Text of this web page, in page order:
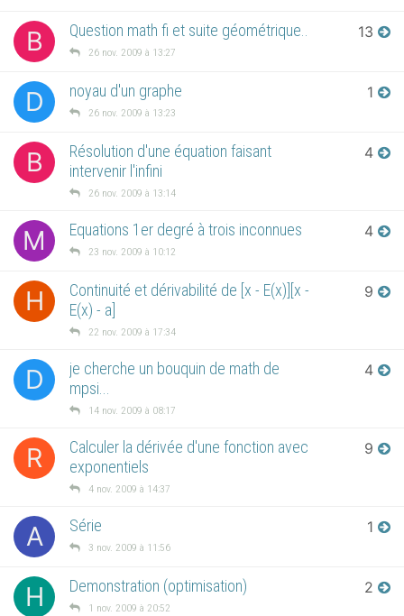
B Question math fi et suite géométrique..
26 nov. 2009 à 13:27
13
D noyau d'un graphe
26 nov. 2009 à 13:23
1
B
Résolution d'une équation faisant
intervenir l'infini
26 nov. 2009 à 13:14
4
M Equations 1er degré à trois inconnues
23 nov. 2009 à 10:12
4
H
Continuité et dérivabilité de [x - E(x)][x -
E(x) - a]
22 nov. 2009 à 17:34
9
D
je cherche un bouquin de math de
mpsi...
14 nov. 2009 à 08:17
4
R
Calculer la dérivée d'une fonction avec
exponentiels
4 nov. 2009 à 14:37
9
A Série
3 nov. 2009 à 11:56
1
H Demonstration (optimisation)
1 nov. 2009 à 20:52
2